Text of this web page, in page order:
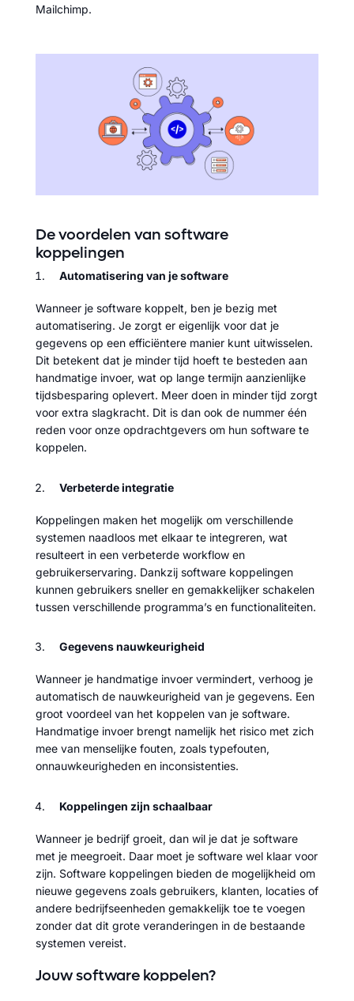
Mailchimp.
De voordelen van software
koppelingen
Automatisering van je software
Wanneer je software koppelt, ben je bezig met
automatisering. Je zorgt er eigenlijk voor dat je
gegevens op een efficiëntere manier kunt uitwisselen.
Dit betekent dat je minder tijd hoeft te besteden aan
handmatige invoer, wat op lange termijn aanzienlijke
tijdsbesparing oplevert. Meer doen in minder tijd zorgt
voor extra slagkracht. Dit is dan ook de nummer één
reden voor onze opdrachtgevers om hun software te
koppelen.
Verbeterde integratie
Koppelingen maken het mogelijk om verschillende
systemen naadloos met elkaar te integreren, wat
resulteert in een verbeterde workflow en
gebruikerservaring. Dankzij software koppelingen
kunnen gebruikers sneller en gemakkelijker schakelen
tussen verschillende programma’s en functionaliteiten.
Gegevens nauwkeurigheid
Wanneer je handmatige invoer vermindert, verhoog je
automatisch de nauwkeurigheid van je gegevens. Een
groot voordeel van het koppelen van je software.
Handmatige invoer brengt namelijk het risico met zich
mee van menselijke fouten, zoals typefouten,
onnauwkeurigheden en inconsistenties.
Koppelingen zijn schaalbaar
Wanneer je bedrijf groeit, dan wil je dat je software
met je meegroeit. Daar moet je software wel klaar voor
zijn. Software koppelingen bieden de mogelijkheid om
nieuwe gegevens zoals gebruikers, klanten, locaties of
andere bedrijfseenheden gemakkelijk toe te voegen
zonder dat dit grote veranderingen in de bestaande
systemen vereist.
Jouw software koppelen?